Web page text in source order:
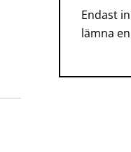
Endast
lämna